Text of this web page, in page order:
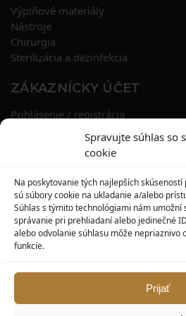
Spravujte súhlas so
cookie
Na poskytovanie tých najlepších
sú súbory cookie na ukladanie a/alebo
Súhlas s týmito technológiami nám umožní
správanie pri prehliadaní alebo jedinečné
alebo odvolanie súhlasu môže nepriaznivo
funkcie.
Prijať
Výplňové materiály
Nástroje
Chirurgia
Sterilizácia a dezinfekcia
ZÁKAZNÍCKY ÚČET
Prihlásenie / registrácia
História objednávok
Zľavové kupóny
KONTAKT
MAXILO DENTAL, s. r. o.
917 05 Trnava